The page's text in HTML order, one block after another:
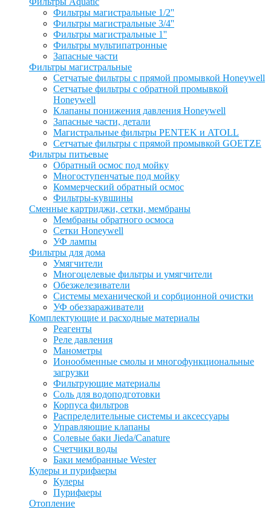
Фильтры магистральные 1/2''
Фильтры магистральные 3/4''
Фильтры магистральные 1''
Фильтры мультипатронные
Запасные части
Фильтры магистральные
Сетчатые фильтры с прямой промывкой Honeywell
Сетчатые фильтры с обратной промывкой
Honeywell
Клапаны понижения давления Honeywell
Запасные части, детали
Магистральные фильтры PENTEK и ATOLL
Сетчатые фильтры с прямой промывкой GOETZE
Фильтры питьевые
Обратный осмос под мойку
Многоступенчатые под мойку
Коммерческий обратный осмос
Фильтры-кувшины
Сменные картриджи, сетки, мембраны
Мембраны обратного осмоса
Сетки Honeywell
УФ лампы
Фильтры для дома
Умягчители
Многоцелевые фильтры и умягчители
Обезжелезиватели
Системы механической и сорбционной очистки
УФ обеззараживатели
Комплектующие и расходные материалы
Реагенты
Реле давления
Манометры
Ионообменные смолы и многофункциональные
загрузки
Фильтрующие материалы
Соль для водоподготовки
Корпуса фильтров
Распределительные системы и аксессуары
Управляющие клапаны
Солевые баки Jieda/Canature
Счетчики воды
Баки мембранные Wester
Кулеры и пурифаеры
Кулеры
Пурифаеры
Отопление